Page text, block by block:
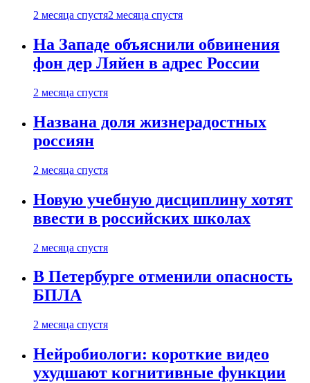
2 месяца спустя2 месяца спустя
На Западе объяснили обвинения
фон дер Ляйен в адрес России
2 месяца спустя
Названа доля жизнерадостных
россиян
2 месяца спустя
Новую учебную дисциплину хотят
ввести в российских школах
2 месяца спустя
В Петербурге отменили опасность
БПЛА
2 месяца спустя
Нейробиологи: короткие видео
ухудшают когнитивные функции